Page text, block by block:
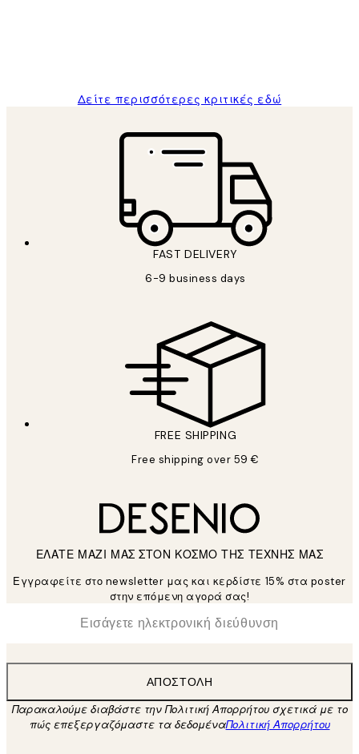
Δείτε περισσότερες κριτικές εδώ
FAST DELIVERY
6-9 business days
FREE SHIPPING
Free shipping over 59 €
ΕΛΑΤΕ ΜΑΖΙ ΜΑΣ ΣΤΟΝ ΚΟΣΜΟ ΤΗΣ ΤΕΧΝΗΣ ΜΑΣ
Εγγραφείτε στο newsletter μας και κερδίστε 15% στα poster
στην επόμενη αγορά σας!
Ηλεκτρονική Διεύθυνση
ΑΠΟΣΤΟΛΉ
Παρακαλούμε διαβάστε την Πολιτική Απορρήτου σχετικά με το
πώς επεξεργαζόμαστε τα δεδομέναΠολιτική Απορρήτου